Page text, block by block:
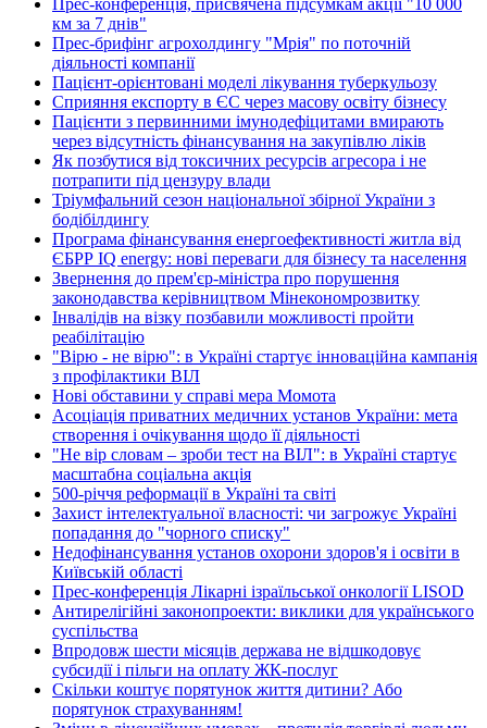
км за 7 днів"
Прес-брифінг агрохолдингу "Мрія" по поточній
діяльності компанії
Пацієнт-орієнтовані моделі лікування туберкульозу
Сприяння експорту в ЄС через масову освіту бізнесу
Пацієнти з первинними імунодефіцитами вмирають
через відсутність фінансування на закупівлю ліків
Як позбутися від токсичних ресурсів агресора і не
потрапити під цензуру влади
Тріумфальний сезон національної збірної України з
бодібілдингу
Програма фінансування енергоефективності житла від
ЄБРР IQ energy: нові переваги для бізнесу та населення
Звернення до прем'єр-міністра про порушення
законодавства керівництвом Мінекономрозвитку
Інвалідів на візку позбавили можливості пройти
реабілітацію
"Вірю - не вірю": в Україні стартує інноваційна кампанія
з профілактики ВІЛ
Нові обставини у справі мера Момота
Асоціація приватних медичних установ України: мета
створення і очікування щодо її діяльності
"Не вір словам – зроби тест на ВІЛ": в Україні стартує
масштабна соціальна акція
500-річчя реформації в Україні та світі
Захист інтелектуальної власності: чи загрожує Україні
попадання до "чорного списку"
Недофінансування установ охорони здоров'я і освіти в
Київській області
Прес-конференція Лікарні ізраїльської онкології LISOD
Антирелігійні законопроекти: виклики для українського
суспільства
Впродовж шести місяців держава не відшкодовує
субсидії і пільги на оплату ЖК-послуг
Скільки коштує порятунок життя дитини? Або
порятунок страхуванням!